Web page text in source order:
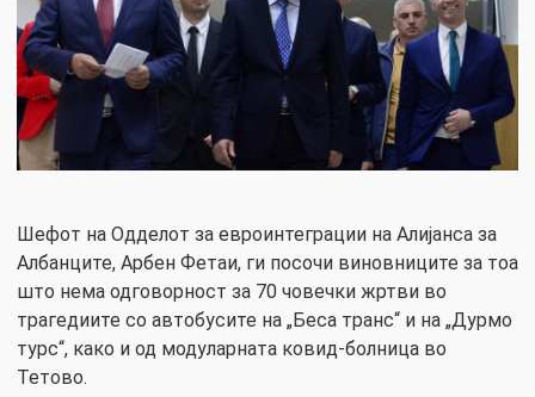
Шефот на Одделот за евроинтеграции на Алијанса за
Албанците, Арбен Фетаи, ги посочи виновниците за тоа
што нема одговорност за 70 човечки жртви во
трагедиите со автобусите на „Беса транс“ и на „Дурмо
турс“, како и од модуларната ковид-болница во
Тетово.